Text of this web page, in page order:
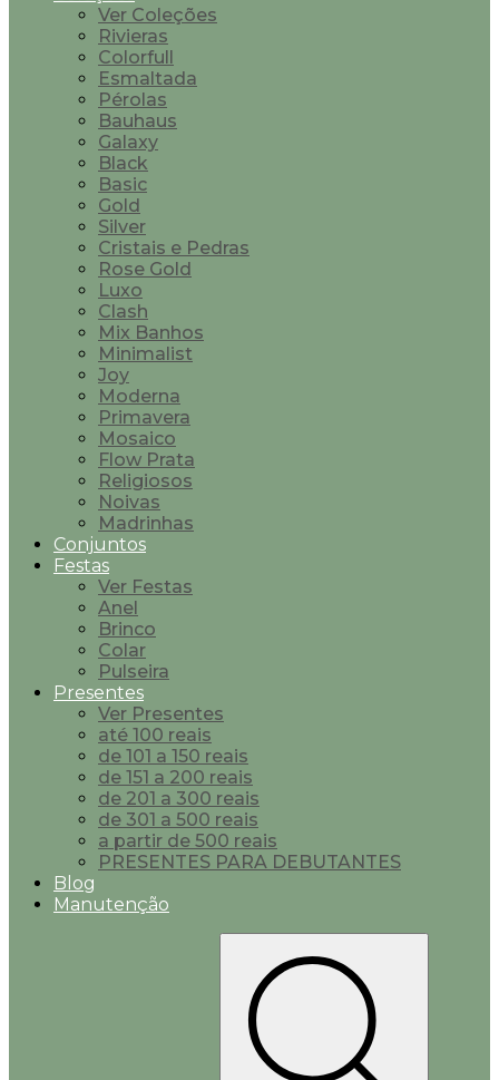
Ver Coleções
Rivieras
Colorfull
Esmaltada
Pérolas
Bauhaus
Galaxy
Black
Basic
Gold
Silver
Cristais e Pedras
Rose Gold
Luxo
Clash
Mix Banhos
Minimalist
Joy
Moderna
Primavera
Mosaico
Flow Prata
Religiosos
Noivas
Madrinhas
Conjuntos
Festas
Ver Festas
Anel
Brinco
Colar
Pulseira
Presentes
Ver Presentes
até 100 reais
de 101 a 150 reais
de 151 a 200 reais
de 201 a 300 reais
de 301 a 500 reais
a partir de 500 reais
PRESENTES PARA DEBUTANTES
Blog
Manutenção